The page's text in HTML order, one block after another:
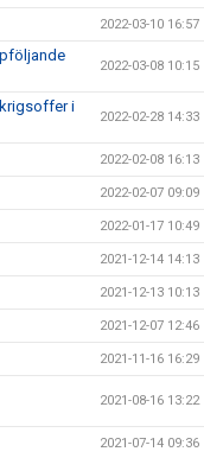
2022-03-10 16:57
2022-03-08 10:15
i
2022-02-28 14:33
2022-02-08 16:13
2022-02-07 09:09
2022-01-17 10:49
2021-12-14 14:13
2021-12-13 10:13
2021-12-07 12:46
2021-11-16 16:29
2021-08-16 13:22
2021-07-14 09:36